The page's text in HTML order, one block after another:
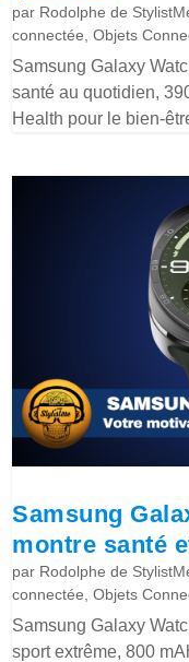
par Rodolphe de
connectée ,Objets
Samsung Galaxy
santé au quotidien,
Health pour le bien-
Samsung
montre santé
par Rodolphe de
connectée ,Objets
Samsung Galaxy
sport extrême, 800